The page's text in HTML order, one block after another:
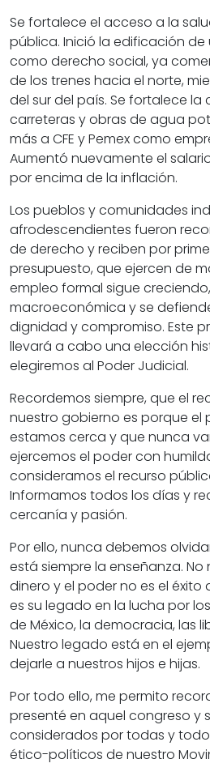
Se fortalece el acceso a la
pública. Inició la edificación de
como derecho social, ya
de los trenes hacia el norte,
del sur del país. Se fortalece
carreteras y obras de agua
más a CFE y Pemex como
Aumentó nuevamente el
por encima de la inflación.
Los pueblos y comunidades
afrodescendientes fueron
de derecho y reciben por
presupuesto, que ejercen de
empleo formal sigue
macroeconómica y se
dignidad y compromiso. Este
llevará a cabo una elección
elegiremos al Poder Judicial.
Recordemos siempre, que el
nuestro gobierno es porque el
estamos cerca y que nunca
ejercemos el poder con
consideramos el recurso
Informamos todos los días y
cercanía y pasión.
Por ello, nunca debemos
está siempre la enseñanza. No
dinero y el poder no es el éxito
es su legado en la lucha por
de México, la democracia, las
Nuestro legado está en el
dejarle a nuestros hijos e hijas.
Por todo ello, me permito
presenté en aquel congreso y
considerados por todas y
ético-políticos de nuestro